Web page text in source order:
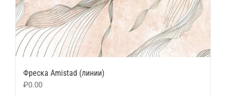
Фреска Amistad (линии)
₽0.00